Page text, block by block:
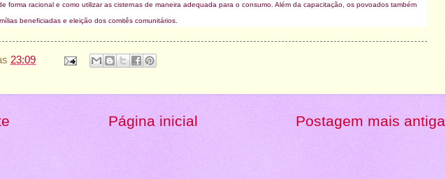
forma racional e como utilizar as cisternas de maneira adequada para o consumo. Além da capacitação, os povoados também
beneficiadas e eleição dos comitês comunitários.
23:09
Postagem mais antiga
Página inicial